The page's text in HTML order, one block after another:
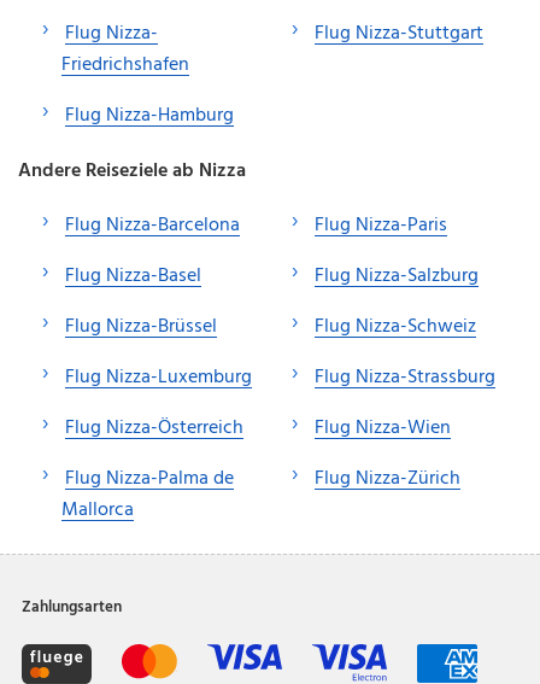
Flug Nizza-
Friedrichshafen
Flug Nizza-Hamburg
Flug Nizza-Stuttgart
Andere Reiseziele ab Nizza
Flug Nizza-Barcelona
Flug Nizza-Basel
Flug Nizza-Brüssel
Flug Nizza-Luxemburg
Flug Nizza-Österreich
Flug Nizza-Palma de
Mallorca
Flug Nizza-Paris
Flug Nizza-Salzburg
Flug Nizza-Schweiz
Flug Nizza-Strassburg
Flug Nizza-Wien
Flug Nizza-Zürich